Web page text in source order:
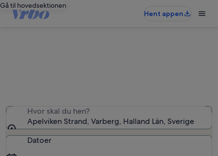
Gå til hovedsektionen
Hent appen
Hvor skal du hen?
Apelviken Strand, Varberg, Halland Län, Sverige
Datoer